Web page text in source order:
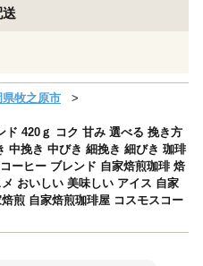
県牧之原市
420ｇ コク 甘み 選べる 挽き方
中挽き 中びき 細挽き 細びき 珈琲
ーヒー ブレンド 自家焙煎珈琲 焙
おいしい 美味しい アイス 自家
煎 自家焙煎珈琲屋 コスモスコー